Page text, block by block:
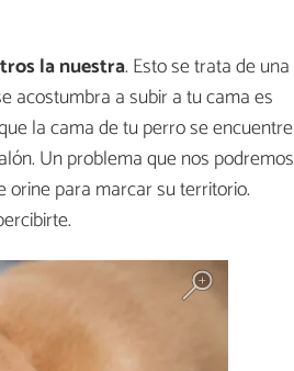
la nuestra. Esto se trata de una
acostumbra a subir a tu cama es
la cama de tu perro se encuentre
Un problema que nos podremos
para marcar su territorio.